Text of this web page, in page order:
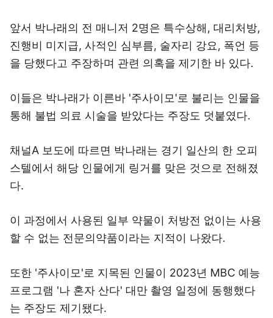
앞서 박나래의 전 매니저 2명은 특수상해, 대리처방,
진행비 미지급, 사적인 심부름, 술자리 강요, 폭언 등
을 당했다고 주장하며 관련 의혹을 제기한 바 있다.
이들은 박나래가 이른바 '주사이모'로 불리는 인물을
통해 불법 의료 시술을 받았다는 주장도 덧붙였다.
채널A 보도에 따르면 박나래는 경기 일산의 한 오피
스텔에서 해당 인물에게 링거를 맞은 것으로 전해졌
다.
이 과정에서 사용된 일부 약물이 처방전 없이는 사용
할 수 없는 전문의약품이라는 지적이 나왔다.
또한 '주사이모'로 지목된 인물이 2023년 MBC 예능
프로그램 '나 혼자 산다' 대만 촬영 일정에 동행했다
는 주장도 제기됐다.